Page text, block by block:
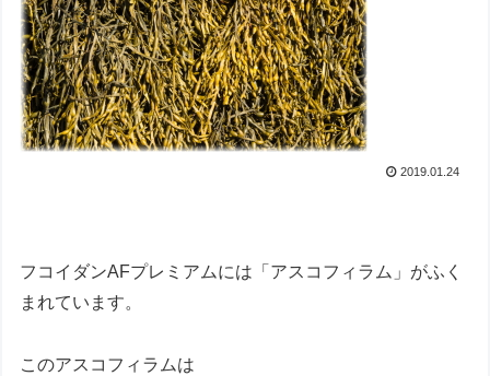
2019.01.24
フコイダンAFプレミアムには「アスコフィラム」がふく
まれています。
このアスコフィラムは